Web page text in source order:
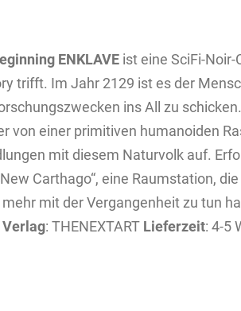
ENKLAVEist eine SciFi-Noir-
trifft. Im Jahr 2129 ist es der
ins All zu
von einer primitiven humanoiden
mit diesem Naturvolk auf.
Carthago“, eine Raumstation,
mit der Vergangenheit zu tun
Verlag: THENEXTART Lieferzeit: 4-5